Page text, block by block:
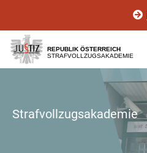
[1]
[2]
[3]
REPUBLIK ÖSTERREICH
STRAFVOLLZUGSAKADEMIE
Strafvollzugsakademie